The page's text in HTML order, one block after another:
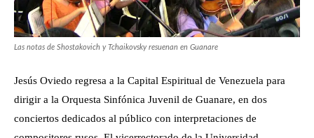
Las notas de Shostakovich y Tchaikovsky resuenan en Guanare
Jesús Oviedo regresa a la Capital Espiritual de Venezuela para
dirigir a la Orquesta Sinfónica Juvenil de Guanare, en dos
conciertos dedicados al público con interpretaciones de